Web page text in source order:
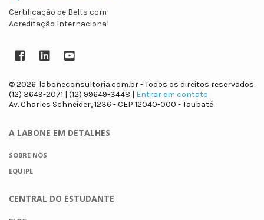
Certificação de Belts com
Acreditação Internacional
Facebook
LinkedInYouTube
© 2026. laboneconsultoria.com.br - Todos os direitos reservados.
(12) 3649-2071 | (12) 99649-3448 | Entrar em contato
Av. Charles Schneider, 1236 - CEP 12040-000 - Taubaté
A LABONE EM DETALHES
SOBRE NÓS
EQUIPE
CENTRAL DO ESTUDANTE